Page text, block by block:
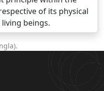
of its physical
beings.